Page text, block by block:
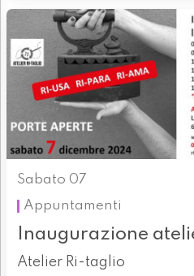
Sabato 07
Appuntamenti
Inaugurazione
Atelier Ri-taglio